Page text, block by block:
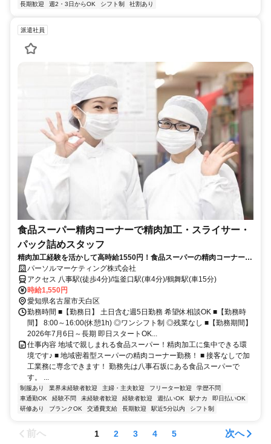
長期歓迎
週2・3日からOK シフト制 社割あり
派遣社員
食品スーパー精肉コーナーで精肉加工・スライサー・
パック詰めスタッフ
精肉加工経験を活かして高時給1550円！食品スーパーの精肉コーナーで
加工・パック詰めスタッフ募集♪接客なしで作業に集中できる環境です。
16時までの日勤固定＆残業なしで働きやすさも魅力！
パーソルマーケティング株式会社
アクセス 八事駅(徒歩4分)/塩釜口駅(車4分)/鶴舞駅(車15分)
時給1,550円
愛知県名古屋市天白区
勤務時間 ■【勤務日】 土日含む週5日勤務 希望休相談OK ■【勤務時
間】 8:00～16:00(休憩1h) ◎ワンシフト制 ◎残業なし ■【勤務期間】
2026年7月6日～長期 即日スタートOK...
仕事内容 地域で親しまれる食品スーパー！精肉加工に集中できる環
境です♪ ■ 地域密着型スーパーの精肉コーナー勤務！ ■ 接客なしで加
工業務に専念できます！ 勤務先は八事石坂にある食品スーパーで
す。 ...
制服あり 業界未経験者歓迎 主婦・主夫歓迎 フリーター歓迎
学歴不問
車通勤OK
経験不問 未経験者歓迎 経験者歓迎 週払いOK 駅ナカ
即日払いOK
研修あり
ブランクOK 交通費支給 長期歓迎 駅近5分以内 シフト制
前へ 1 2 3 4 5 次へ